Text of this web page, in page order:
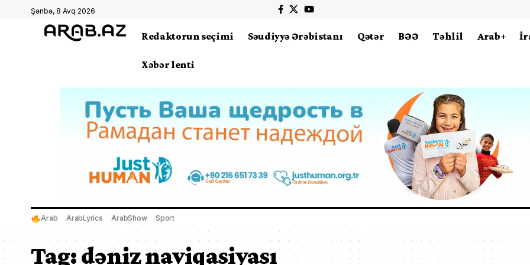
Şənbə, 8 Avq 2026
Redaktorun seçimi Səudiyyə Ərəbistanı Qətər BƏƏ Təhlil Arab+
Xəbər lenti
Arab ArabLyrics ArabShow Sport
Tag:dəniz naviqasiyası